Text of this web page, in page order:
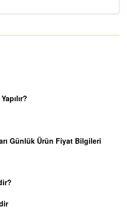
Günlük Ürün Fiyat Bilgileri